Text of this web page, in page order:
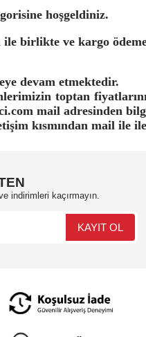
hoşgeldiniz.
birlikte ve kargo
devam etmektedir.
toptan
mail adresinden
kısmından mail ile
indirimleri kaçırmayın.